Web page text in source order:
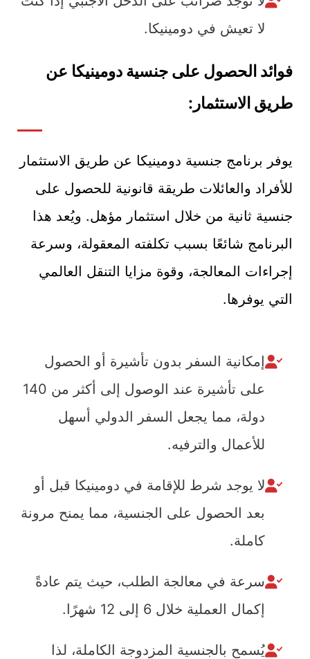
لا تعيش في دومينيكا.
فوائد الحصول على جنسية دومينيكا عن
طريق الاستثمار:
يوفر برنامج جنسية دومينيكا عن طريق الاستثمار
للأفراد والعائلات طريقة قانونية للحصول على
جنسية ثانية من خلال استثمار مؤهل. ويُعد هذا
البرنامج شائعًا بسبب تكلفته المعقولة، وسرعة
إجراءات المعالجة، وقوة مزايا التنقل العالمي
التي يوفرها.
إمكانية السفر بدون تأشيرة أو الحصول
على تأشيرة عند الوصول إلى أكثر من 140
دولة، مما يجعل السفر الدولي أسهل
للأعمال والترفيه.
لا يوجد شرط للإقامة في دومينيكا قبل أو
بعد الحصول على الجنسية، مما يمنح مرونة
كاملة.
سرعة في معالجة الطلب، حيث يتم عادةً
إكمال العملية خلال 6 إلى 12 شهرًا.
يُسمح بالجنسية المزدوجة الكاملة، لذا